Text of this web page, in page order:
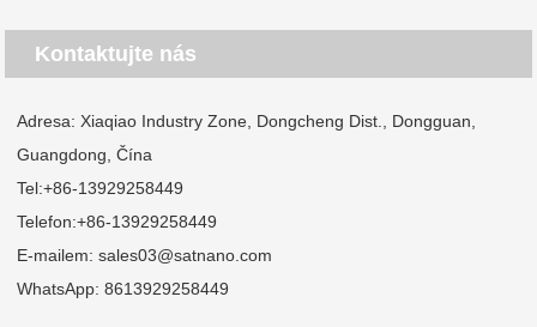
Kontaktujte nás
Adresa: Xiaqiao Industry Zone, Dongcheng Dist., Dongguan,
Guangdong, Čína
Tel:+86-13929258449
Telefon:+86-13929258449
E-mailem:sales03@satnano.com
WhatsApp:8613929258449